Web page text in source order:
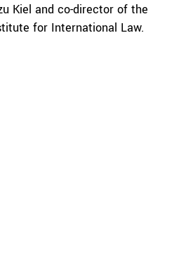
Kiel and co-director of the
for International Law.